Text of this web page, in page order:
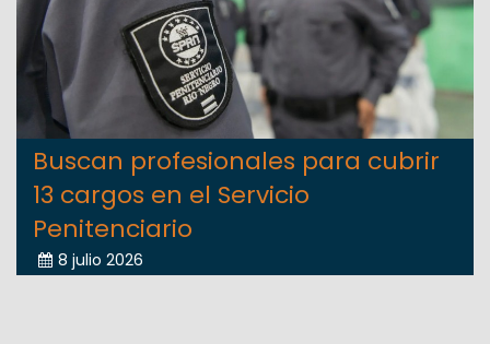
Buscan profesionales para cubrir
13 cargos en el Servicio
Penitenciario
8 julio 2026